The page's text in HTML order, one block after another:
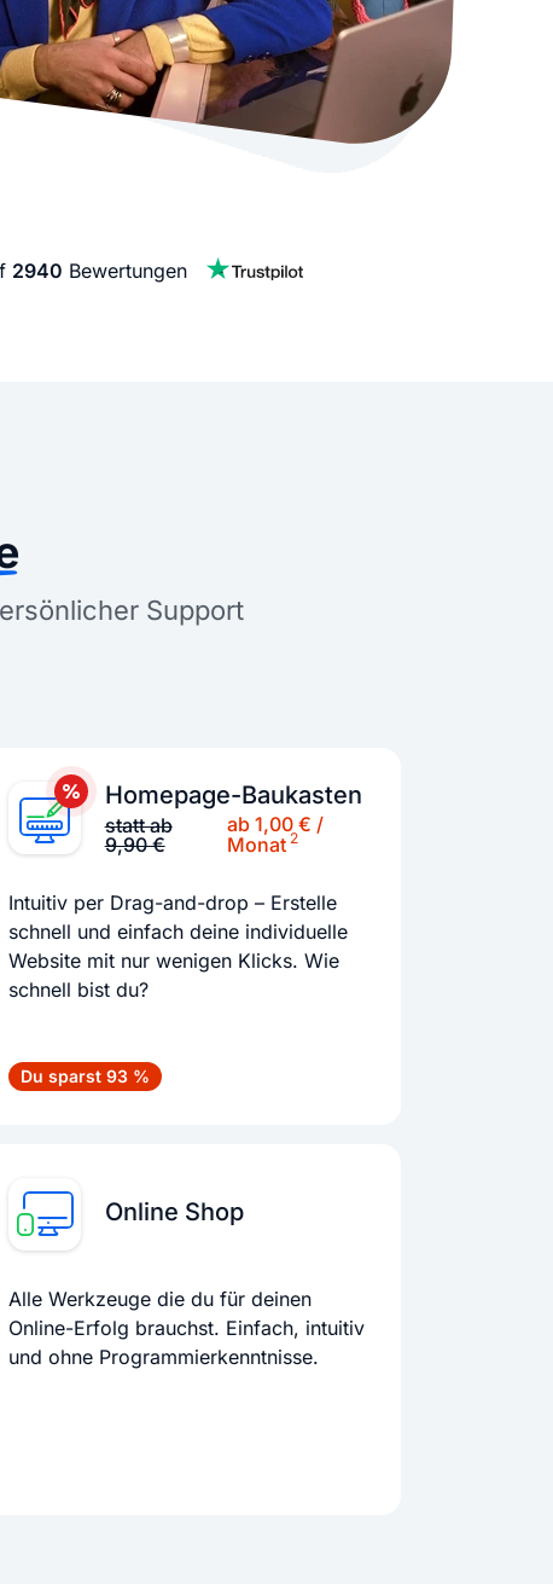
lassen Sehr beliebt
Service erstellt Ihre Website
Social Media Marketing
Mehr Kunden über Instagram &
Online Complete
2940 Bewertungen
Support
Homepage-Baukasten
statt ab
9,90 €
ab 1,00 € /
Monat 2
Intuitiv per Drag-and-drop – Erstelle
schnell und einfach deine individuelle
Website mit nur wenigen Klicks. Wie
schnell bist du?
Du sparst 93 %
Online Shop
Alle Werkzeuge die du für deinen
Online-Erfolg brauchst. Einfach, intuitiv
und ohne Programmierkenntnisse.